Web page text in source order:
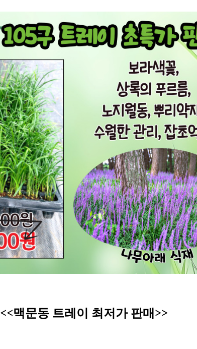
<<맥문동 트레이 최저가 판매>>